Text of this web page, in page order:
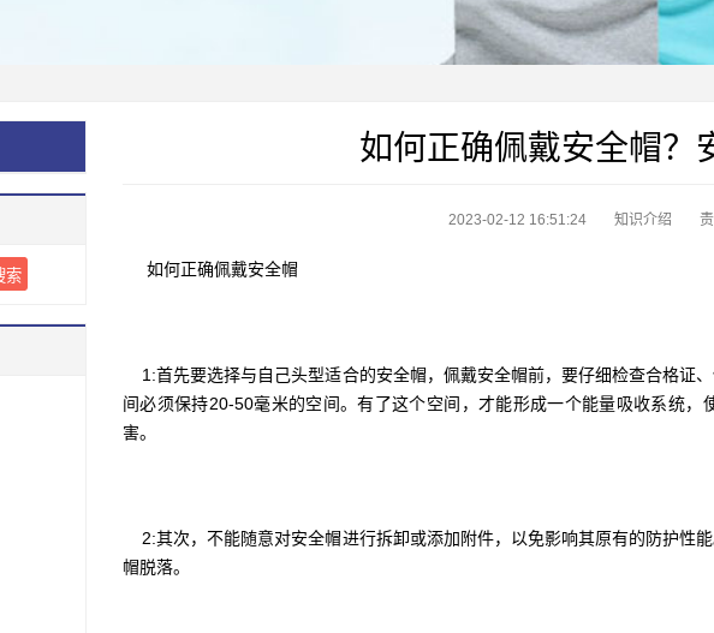
如何正确佩戴安全帽？
2023-02-12 16:51:24 知识介绍
如何正确佩戴安全帽
1:首先要选择与自己头型适合的安全帽，佩戴安全帽前，要仔细检查合格证
间必须保持20-50毫米的空间。有了这个空间，才能形成一个能量吸收系统
害。
2:其次，不能随意对安全帽进行拆卸或添加附件，以免影响其原有的防护性
帽脱落。